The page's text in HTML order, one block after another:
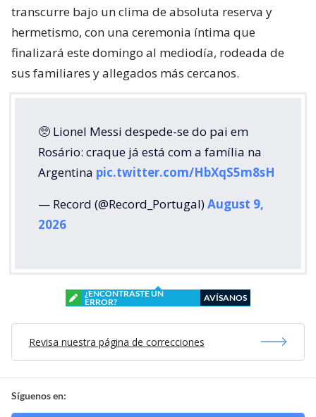
transcurre bajo un clima de absoluta reserva y
hermetismo, con una ceremonia íntima que
finalizará este domingo al mediodía, rodeada de
sus familiares y allegados más cercanos.
🥺 Lionel Messi despede-se do pai em
Rosário: craque já está com a família na
Argentina pic.twitter.com/HbXqS5m8sH
— Record (@Record_Portugal)August 9,
2026
¿ENCONTRASTE UN
ERROR?
AVÍSANOS
Revisa nuestra página de correcciones
Síguenos en: